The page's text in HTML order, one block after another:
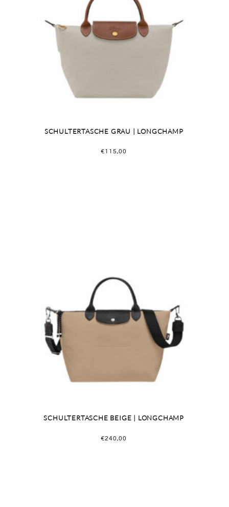
SCHULTERTASCHE GRAU | LONGCHAMP
€115,00
SCHULTERTASCHE BEIGE | LONGCHAMP
€240,00